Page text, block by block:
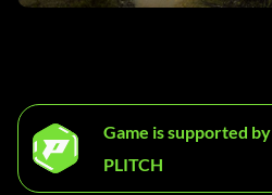
Game is supported by
PLITCH